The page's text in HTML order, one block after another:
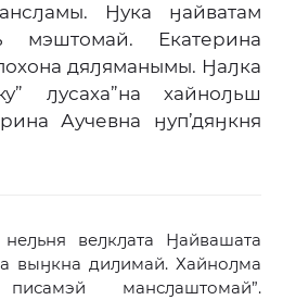
Ӈука ӈайватам
мэштомай. Екатерина
дяԓяманымы. Ӈаԓка
ԓусаха”на хайноԓьш
Аучевна ӈуп’дяӈкня
веԓкԓата Ӈайвашата
выӈкна диԓимай. Хайноԓма
мансԓаштомай”.